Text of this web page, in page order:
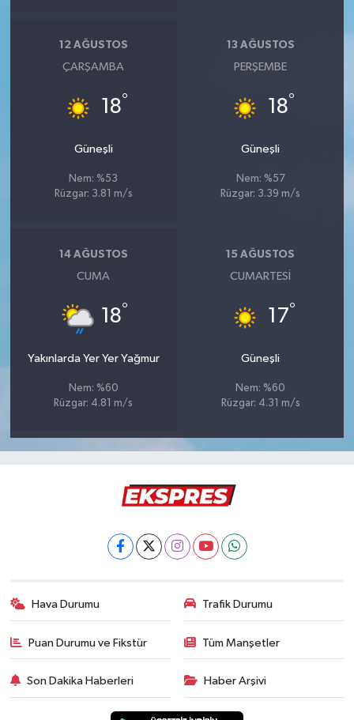
12 AĞUSTOS
ÇARŞAMBA
18°
Güneşli
Nem: %53
Rüzgar: 3.81 m/s
13 AĞUSTOS
PERŞEMBE
18°
Güneşli
Nem: %57
Rüzgar: 3.39 m/s
14 AĞUSTOS
CUMA
18°
Yakınlarda Yer Yer Yağmur
Nem: %60
Rüzgar: 4.81 m/s
15 AĞUSTOS
CUMARTESI
17°
Güneşli
Nem: %60
Rüzgar: 4.31 m/s
Hava Durumu Trafik Durumu
Puan Durumu ve Fikstür Tüm Manşetler
Son Dakika Haberleri Haber Arşivi
Sağlık
Simav
Spor
Yemek Tarifleri